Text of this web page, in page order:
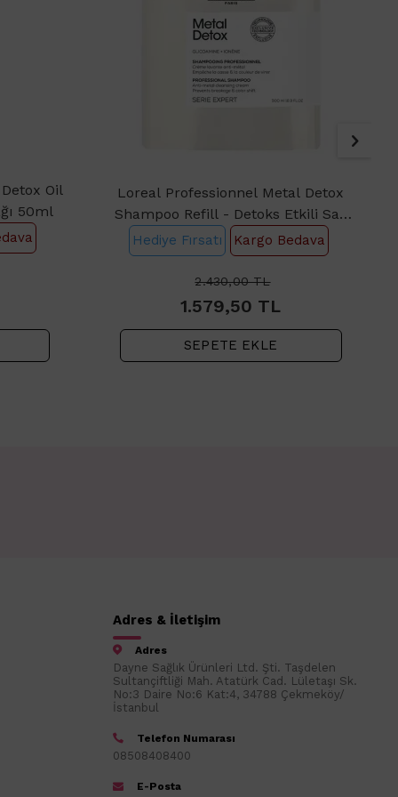
Oil
50ml
Loreal Professionnel Metal Detox
Shampoo Refill - Detoks Etkili Saç
Bakım Şampuanı 500ml
Hediye Fırsatı Kargo Bedava
2.430,00TL
1.579,50 TL
SEPETE EKLE
Adres & İletişim
Adres
Dayne Sağlık Ürünleri Ltd. Şti. Taşdelen
Sultançiftliği Mah. Atatürk Cad. Lületaşı Sk.
No:3 Daire No:6 Kat:4, 34788 Çekmeköy/
İstanbul
Telefon Numarası
08508408400
E-Posta